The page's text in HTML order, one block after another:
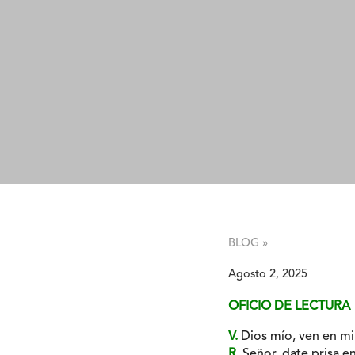
BLOG »
Agosto 2, 2025
OFICIO DE LECTURA
V. Dios mío, ven en